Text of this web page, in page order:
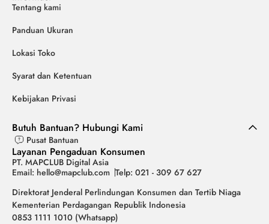
Tentang kami
Panduan Ukuran
Lokasi Toko
Syarat dan Ketentuan
Kebijakan Privasi
Butuh Bantuan? Hubungi Kami
Pusat Bantuan
Layanan Pengaduan Konsumen
PT. MAPCLUB Digital Asia
Email: hello@mapclub.com Telp: 021 - 309 67 627
Direktorat Jenderal Perlindungan Konsumen dan Tertib Niaga
Kementerian Perdagangan Republik Indonesia
0853 1111 1010 (Whatsapp)